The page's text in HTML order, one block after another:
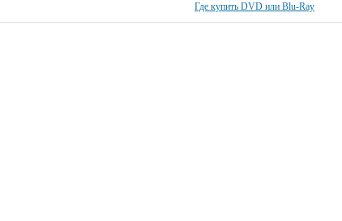
Где купить DVD или Blu-Ray